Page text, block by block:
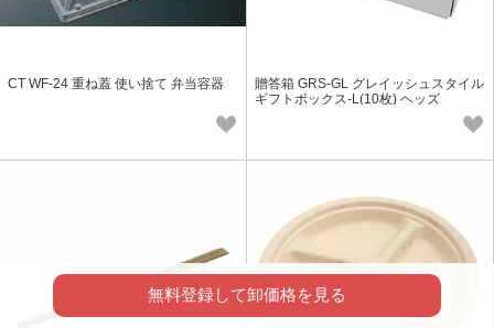
CT WF-24 重ね蓋 使い捨て 弁当容器
贈答箱 GRS-GL グレイッシュスタイル
ギフトボックス-L(10枚) ヘッズ
無料登録して卸価格を見る